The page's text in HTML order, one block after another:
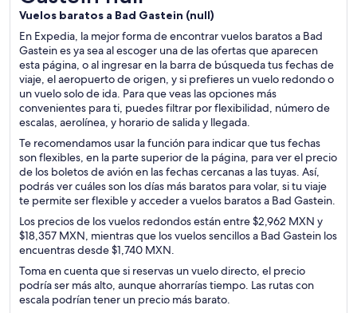
Vuelos baratos a Bad Gastein (null)
En Expedia, la mejor forma de encontrar vuelos baratos a Bad
Gastein es ya sea al escoger una de las ofertas que aparecen
esta página, o al ingresar en la barra de búsqueda tus fechas de
viaje, el aeropuerto de origen, y si prefieres un vuelo redondo o
un vuelo solo de ida. Para que veas las opciones más
convenientes para ti, puedes filtrar por flexibilidad, número de
escalas, aerolínea, y horario de salida y llegada.
Te recomendamos usar la función para indicar que tus fechas
son flexibles, en la parte superior de la página, para ver el precio
de los boletos de avión en las fechas cercanas a las tuyas. Así,
podrás ver cuáles son los días más baratos para volar, si tu viaje
te permite ser flexible y acceder a vuelos baratos a Bad Gastein.
Los precios de los vuelos redondos están entre $2,962 MXN y
$18,357 MXN, mientras que los vuelos sencillos a Bad Gastein los
encuentras desde $1,740 MXN.
Toma en cuenta que si reservas un vuelo directo, el precio
podría ser más alto, aunque ahorrarías tiempo. Las rutas con
escala podrían tener un precio más barato.